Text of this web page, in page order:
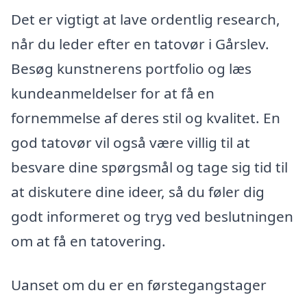
Det er vigtigt at lave ordentlig research,
når du leder efter en tatovør i Gårslev.
Besøg kunstnerens portfolio og læs
kundeanmeldelser for at få en
fornemmelse af deres stil og kvalitet. En
god tatovør vil også være villig til at
besvare dine spørgsmål og tage sig tid til
at diskutere dine ideer, så du føler dig
godt informeret og tryg ved beslutningen
om at få en tatovering.
Uanset om du er en førstegangstager